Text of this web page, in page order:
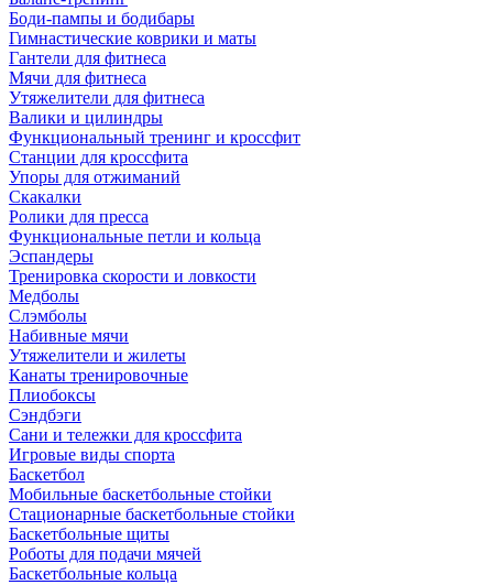
Боди-пампы и бодибары
Гимнастические коврики и маты
Гантели для фитнеса
Мячи для фитнеса
Утяжелители для фитнеса
Валики и цилиндры
Функциональный тренинг и кроссфит
Станции для кроссфита
Упоры для отжиманий
Скакалки
Ролики для пресса
Функциональные петли и кольца
Эспандеры
Тренировка скорости и ловкости
Медболы
Слэмболы
Набивные мячи
Утяжелители и жилеты
Канаты тренировочные
Плиобоксы
Сэндбэги
Сани и тележки для кроссфита
Игровые виды спорта
Баскетбол
Мобильные баскетбольные стойки
Стационарные баскетбольные стойки
Баскетбольные щиты
Роботы для подачи мячей
Баскетбольные кольца